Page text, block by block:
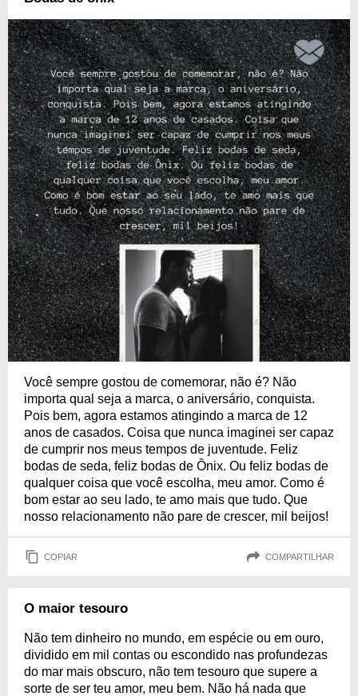
Você sempre gostou de comemorar, não é? Não
importa qual seja a marca, o aniversário, conquista.
Pois bem, agora estamos atingindo a marca de 12
anos de casados. Coisa que nunca imaginei ser capaz
de cumprir nos meus tempos de juventude. Feliz
bodas de seda, feliz bodas de Ônix. Ou feliz bodas de
qualquer coisa que você escolha, meu amor. Como é
bom estar ao seu lado, te amo mais que tudo. Que
nosso relacionamento não pare de crescer, mil beijos!
COPIAR COMPARTILHAR
O maior tesouro
Não tem dinheiro no mundo, em espécie ou em ouro,
dividido em mil contas ou escondido nas profundezas
do mar mais obscuro, não tem tesouro que supere a
sorte de ser teu amor, meu bem. Não há nada que